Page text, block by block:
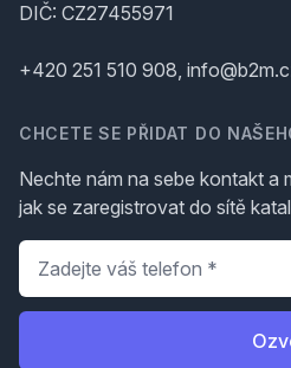
DIČ: CZ27455971
+420 251 510 908,
CHCETE SE PŘIDAT DO
Nechte nám na sebe kontakt a
jak se zaregistrovat do sítě
Telefon